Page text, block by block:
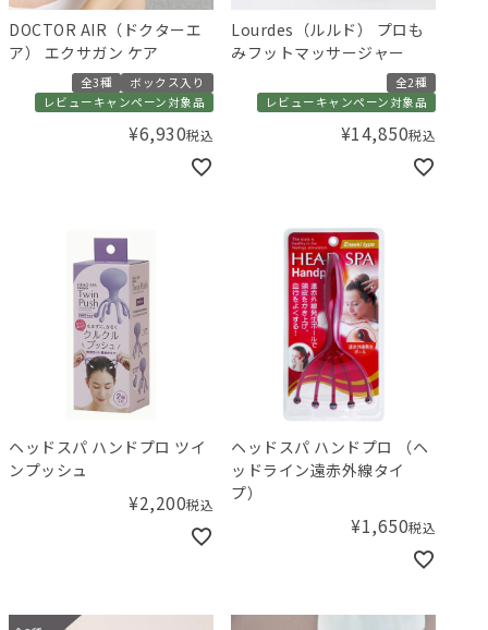
DOCTOR AIR（ドクターエ
ア） エクサガン ケア
全3種
ボックス入り
レビューキャンペーン対象品
¥6,930税込
Lourdes（ルルド） プロも
みフットマッサージャー
全2種
レビューキャンペーン対象品
¥14,850税込
ヘッドスパ ハンドプロ ツイ
ンプッシュ
¥2,200税込
ヘッドスパ ハンドプロ （ヘ
ッドライン遠赤外線タイ
プ）
¥1,650税込